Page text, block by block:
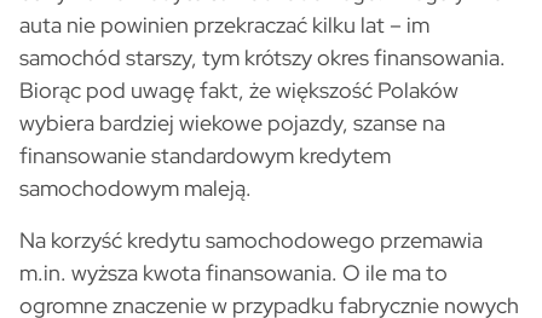
auta nie powinien przekraczać kilku lat – im
samochód starszy, tym krótszy okres finansowania.
Biorąc pod uwagę fakt, że większość Polaków
wybiera bardziej wiekowe pojazdy, szanse na
finansowanie standardowym kredytem
samochodowym maleją.
Na korzyść kredytu samochodowego przemawia
m.in. wyższa kwota finansowania. O ile ma to
ogromne znaczenie w przypadku fabrycznie nowych